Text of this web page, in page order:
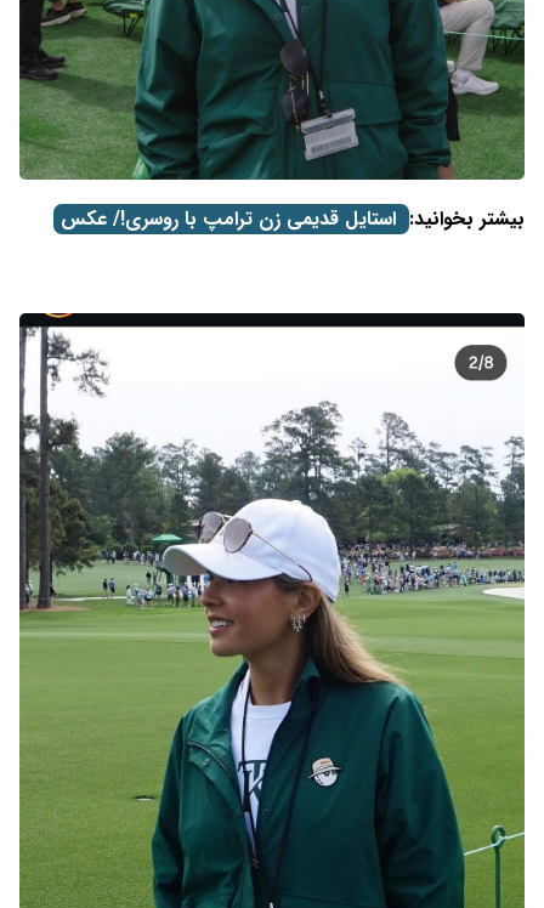
بیشتر بخوانید: استایل قدیمی زن ترامپ با روسری!/ عکس